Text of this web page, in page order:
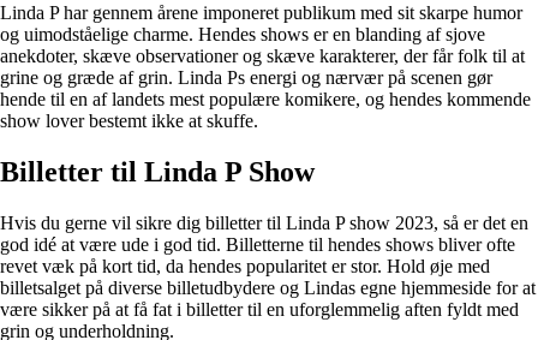
Linda P har gennem årene imponeret publikum med sit skarpe humor
og uimodståelige charme. Hendes shows er en blanding af sjove
anekdoter, skæve observationer og skæve karakterer, der får folk til at
grine og græde af grin. Linda Ps energi og nærvær på scenen gør
hende til en af landets mest populære komikere, og hendes kommende
show lover bestemt ikke at skuffe.
Billetter til Linda P Show
Hvis du gerne vil sikre dig billetter til Linda P show 2023, så er det en
god idé at være ude i god tid. Billetterne til hendes shows bliver ofte
revet væk på kort tid, da hendes popularitet er stor. Hold øje med
billetsalget på diverse billetudbydere og Lindas egne hjemmeside for at
være sikker på at få fat i billetter til en uforglemmelig aften fyldt med
grin og underholdning.